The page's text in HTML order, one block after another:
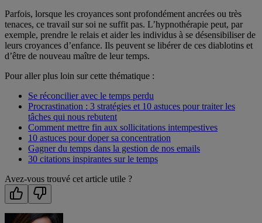
Parfois, lorsque les croyances sont profondément ancrées ou très
tenaces, ce travail sur soi ne suffit pas. L’hypnothérapie peut, par
exemple, prendre le relais et aider les individus à se désensibiliser de
leurs croyances d’enfance. Ils peuvent se libérer de ces diablotins et
d’être de nouveau maître de leur temps.
Pour aller plus loin sur cette thématique :
Se réconcilier avec le temps perdu
Procrastination : 3 stratégies et 10 astuces pour traiter les
tâches qui nous rebutent
Comment mettre fin aux sollicitations intempestives
10 astuces pour doper sa concentration
Gagner du temps dans la gestion de nos emails
30 citations inspirantes sur le temps
Avez-vous trouvé cet article utile ?